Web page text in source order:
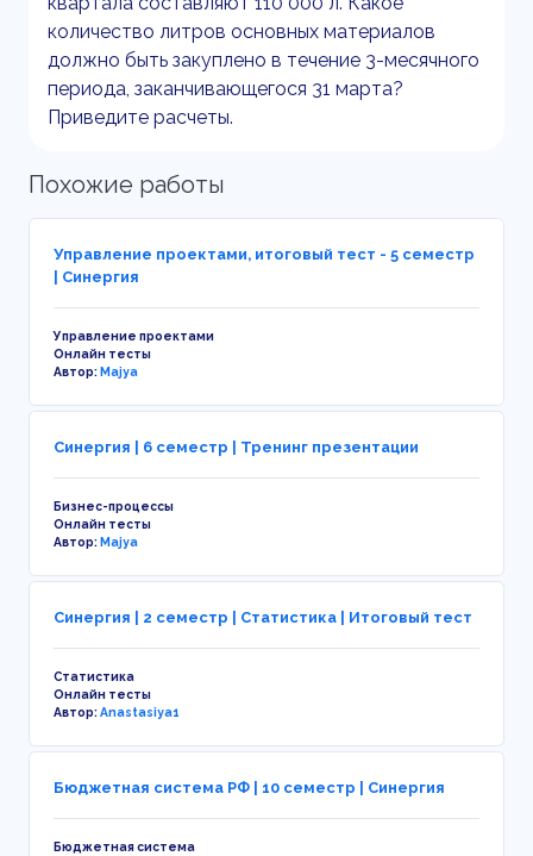
количество литров основных материалов
должно быть закуплено в течение 3-месячного
периода, заканчивающегося 31 марта?
Приведите расчеты.
Похожие работы
Управление проектами, итоговый тест - 5 семестр
| Синергия
Управление проектами
Онлайн тесты
Автор:Majya
Синергия | 6 семестр | Тренинг презентации
Бизнес-процессы
Онлайн тесты
Автор:Majya
Синергия | 2 семестр | Статистика | Итоговый тест
Статистика
Онлайн тесты
Автор:Anastasiya1
Бюджетная система РФ | 10 семестр | Синергия
Бюджетная система